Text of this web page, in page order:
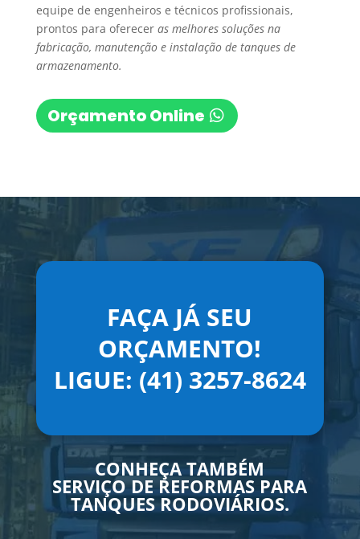
equipe de engenheiros e técnicos profissionais,
prontos para oferecer as melhores soluções na
fabricação, manutenção e instalação de tanques de
armazenamento.
Orçamento Online
FAÇA JÁ SEU
ORÇAMENTO!
LIGUE: (41) 3257-8624
CONHEÇA TAMBÉM
SERVIÇO DE REFORMAS PARA
TANQUES RODOVIÁRIOS.